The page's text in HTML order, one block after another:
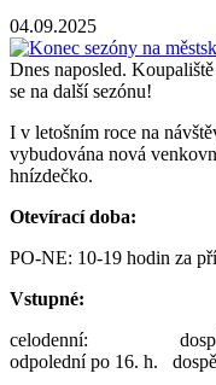
04.09.2025
Dnes naposled.
se na další sezónu!
I v letošním roce na
vybudována nová
hnízdečko.
Otevírací doba:
PO-NE: 10-19 hodin za
Vstupné:
celodenní:
odpolední po 16. h.